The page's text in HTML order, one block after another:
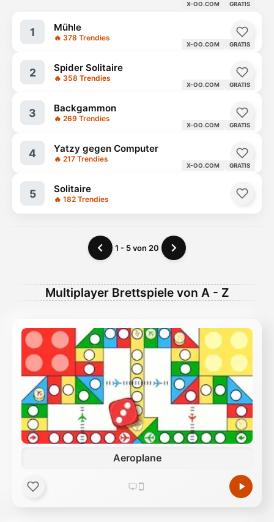
X-OO.COM GRATIS
1 Mühle
🔥 378 Trendies
X-OO.COM GRATIS
2 Spider Solitaire
🔥 358 Trendies
X-OO.COM GRATIS
3 Backgammon
🔥 269 Trendies
X-OO.COM GRATIS
4 Yatzy gegen Computer
🔥 217 Trendies
X-OO.COM GRATIS
5 Solitaire
🔥 182 Trendies
1 - 5 von 20
Multiplayer Brettspiele von A - Z
Aeroplane